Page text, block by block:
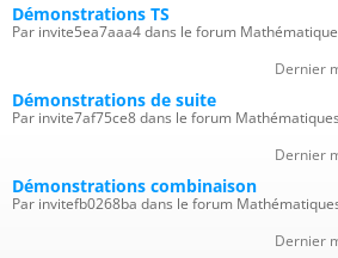
Démonstrations TS
Par invite5ea7aaa4 dans le forum
Dernier
Démonstrations de suite
Par invite7af75ce8 dans le forum
Dernier
Démonstrations combinaison
Par invitefb0268ba dans le forum
Dernier